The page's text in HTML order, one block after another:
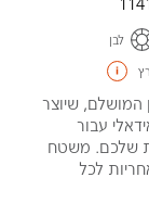
לבן
שיוצר
עבור
שלכם. משטח
לכל